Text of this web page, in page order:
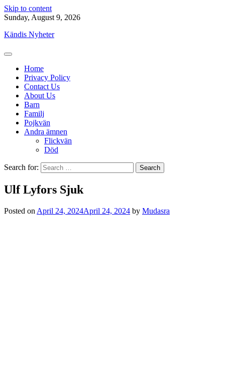
Skip to content
Sunday, August 9, 2026
Kändis Nyheter
Home
Privacy Policy
Contact Us
About Us
Barn
Familj
Pojkvän
Andra ämnen
Flickvän
Död
Search for:
Ulf Lyfors Sjuk
Posted on April 24, 2024April 24, 2024 by Mudasra